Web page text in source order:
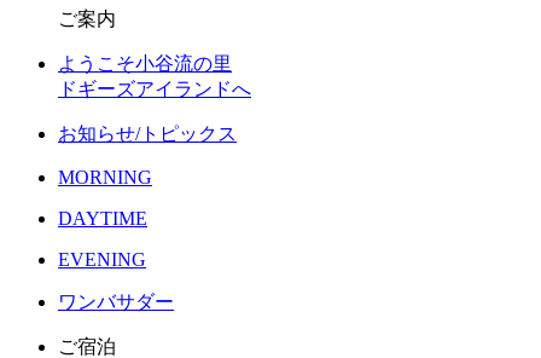
ご案内
ようこそ小谷流の里
ドギーズアイランドへ
お知らせ/トピックス
MORNING
DAYTIME
EVENING
ワンバサダー
ご宿泊